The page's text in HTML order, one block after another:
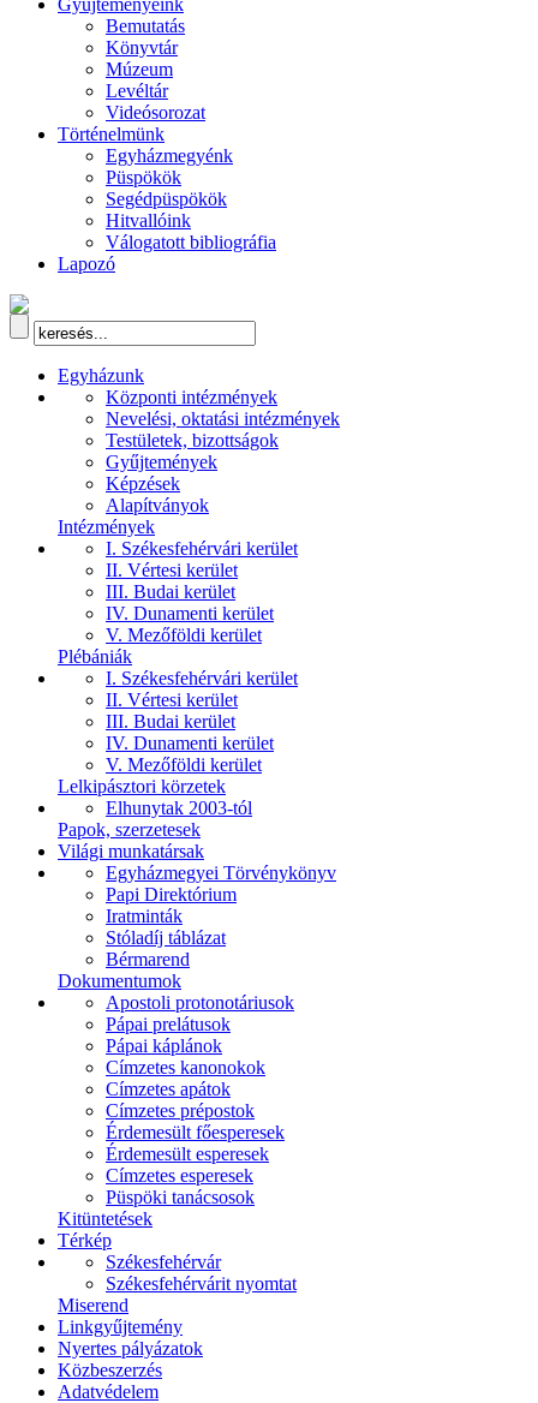
Gyűjteményeink
Bemutatás
Könyvtár
Múzeum
Levéltár
Videósorozat
Történelmünk
Egyházmegyénk
Püspökök
Segédpüspökök
Hitvallóink
Válogatott bibliográfia
Lapozó
Egyházunk
Központi intézmények
Nevelési, oktatási intézmények
Testületek, bizottságok
Gyűjtemények
Képzések
Alapítványok
Intézmények
I. Székesfehérvári kerület
II. Vértesi kerület
III. Budai kerület
IV. Dunamenti kerület
V. Mezőföldi kerület
Plébániák
I. Székesfehérvári kerület
II. Vértesi kerület
III. Budai kerület
IV. Dunamenti kerület
V. Mezőföldi kerület
Lelkipásztori körzetek
Elhunytak 2003-tól
Papok, szerzetesek
Világi munkatársak
Egyházmegyei Törvénykönyv
Papi Direktórium
Iratminták
Stóladíj táblázat
Bérmarend
Dokumentumok
Apostoli protonotáriusok
Pápai prelátusok
Pápai káplánok
Címzetes kanonokok
Címzetes apátok
Címzetes prépostok
Érdemesült főesperesek
Érdemesült esperesek
Címzetes esperesek
Püspöki tanácsosok
Kitüntetések
Térkép
Székesfehérvár
Székesfehérvárit nyomtat
Miserend
Linkgyűjtemény
Nyertes pályázatok
Közbeszerzés
Adatvédelem